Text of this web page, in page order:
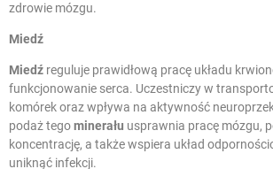
zdrowie mózgu.
Miedź
Miedź reguluje prawidłową pracę układu
funkcjonowanie serca. Uczestniczy w
komórek oraz wpływa na aktywność
podaż tegominerału usprawnia pracę mózgu,
koncentrację, a także wspiera układ
uniknąć infekcji.